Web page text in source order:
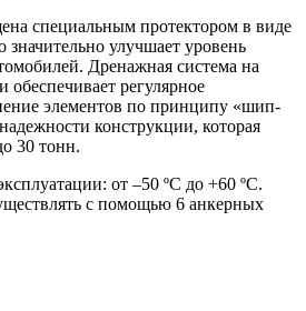
специальным протектором в виде
улучшает уровень
Дренажная система на
обеспечивает регулярное
элементов по принципу «шип-
конструкции, которая
30 тонн.
от –50 ºС до +60 ºС.
с помощью 6 анкерных